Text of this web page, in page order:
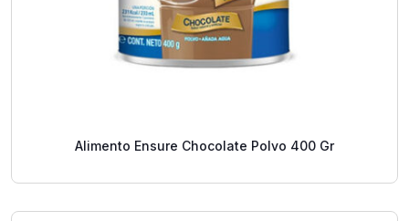
Alimento Ensure Chocolate Polvo 400 Gr